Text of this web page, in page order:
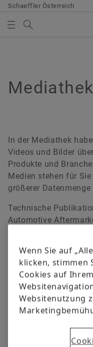
Schaeffler Österreich
Qualität & Umwelt
Einkauf &
Digitale
Supply Chain
Nachhaltigkeit
Vertrieb
Allgemeine
Konzern
Bearings &
Lifetime Solutions
medias
X-life
Berechnung &
Entwicklung
Mediathek
Publikationen
Apps
Es befinden sich
Bitte
Die
beträgt 20
untersagt.
Mediathek
In der Mediathek
Videos und Bilder
Produkte und
Medien stehen für
größerer
Technische
Automotive
Filtern
Wenn Sie auf
klicken, stimmen
Cookies auf
Websitenutzung